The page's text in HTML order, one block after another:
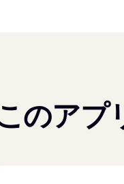
のアプ